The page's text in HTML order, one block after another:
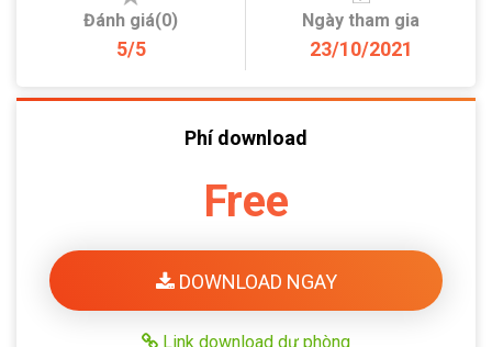
Đánh giá(0)
5/5
Ngày tham gia
23/10/2021
Phí download
Free
DOWNLOAD NGAY
Link download dự phòng